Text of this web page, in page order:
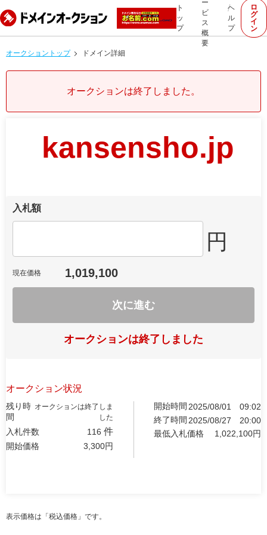
ト
ッ
プ
ー
ビ
ス
概
要
ヘ
ル
プ
ロ
グ
イ
ン
オークショントップ ドメイン詳細
オークションは終了しました。
kansensho.jp
入札額
円
現在価格 1,019,100
次に進む
オークションは終了しました
オークション状況
残り時
間
オークションは終了しま
した
入札件数 116 件
開始価格 3,300円
開始時間 2025/08/01
09:02
終了時間 2025/08/27
20:00
最低入札価格
1,022,100円
表示価格は「税込価格」です。